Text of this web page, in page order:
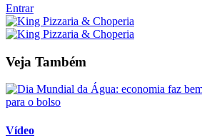
Entrar
Veja Também
Vídeo